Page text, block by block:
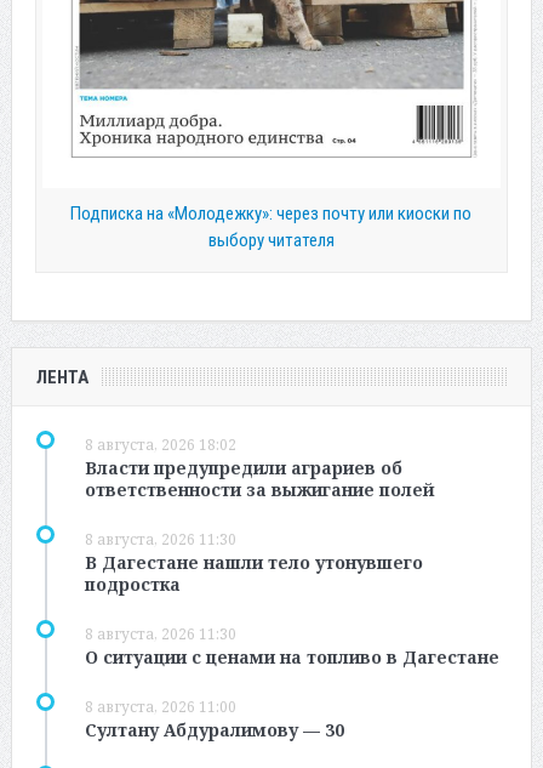
Подписка на «Молодежку»: через почту или киоски по
выбору читателя
ЛЕНТА
8 августа, 2026 18:02
Власти предупредили аграриев об
ответственности за выжигание полей
8 августа, 2026 11:30
В Дагестане нашли тело утонувшего
подростка
8 августа, 2026 11:30
О ситуации с ценами на топливо в Дагестане
8 августа, 2026 11:00
Султану Абдуралимову — 30